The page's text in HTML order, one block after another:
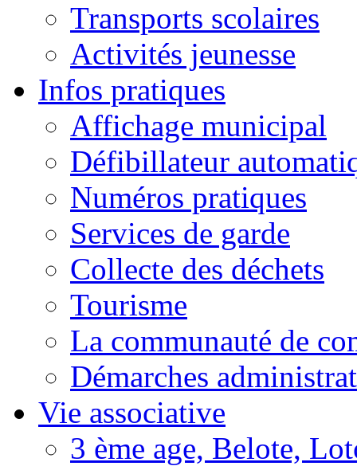
Transports scolaires
Activités jeunesse
Infos pratiques
Affichage municipal
Défibillateur
Numéros pratiques
Services de garde
Collecte des déchets
Tourisme
La communauté de
Démarches
Vie associative
3 ème age, Belote,